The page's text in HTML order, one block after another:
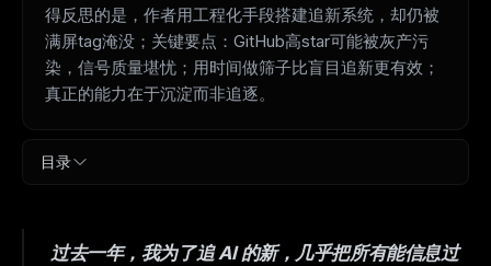
得反思的是，作者用工程化手段搭建追新系统，却仍被
满屏tag淹没；关键要点：GitHub高star可能被灰产污
染，信号质量堪忧；用时间做筛子比盲目追新更有效；
真正的能力在于沉淀而非追逐。
目录
过去一年，我为了追 AI 的新，几乎把所有能信息过